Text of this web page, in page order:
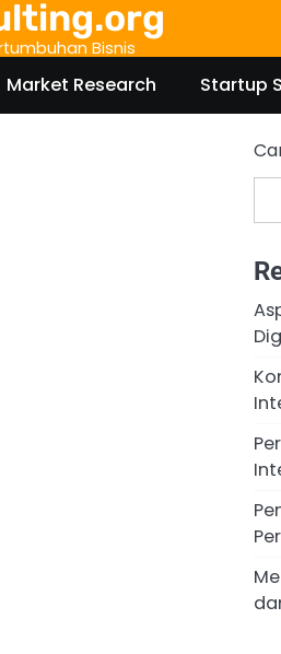
Bisnis
Market Research Startup